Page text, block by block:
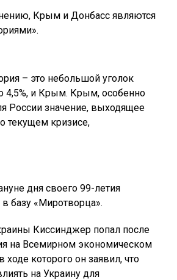
Крым и Донбасс являются
– это небольшой уголок
4,5%, и Крым. Крым, особенно
России значение, выходящее
текущем кризисе,
дня своего 99-летия
базу «Миротворца».
Киссинджер попал после
на Всемирном экономическом
которого он заявил, что
на Украину для